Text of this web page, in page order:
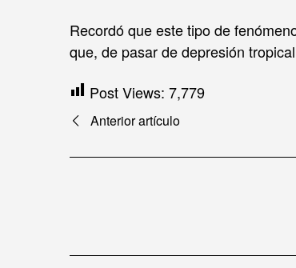
Recordó que este tipo de
que, de pasar de depresión
Post Views: 7,779
Navegación
de
Anterior artículo